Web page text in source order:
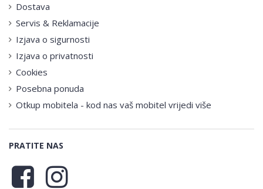
Dostava
Servis & Reklamacije
Izjava o sigurnosti
Izjava o privatnosti
Cookies
Posebna ponuda
Otkup mobitela - kod nas vaš mobitel vrijedi više
PRATITE NAS